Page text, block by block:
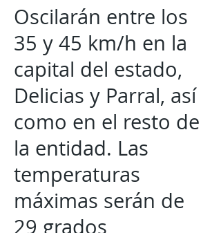
Oscilarán entre los
35 y 45 km/h en la
capital del estado,
Delicias y Parral, así
como en el resto de
la entidad. Las
temperaturas
máximas serán de
29 grados